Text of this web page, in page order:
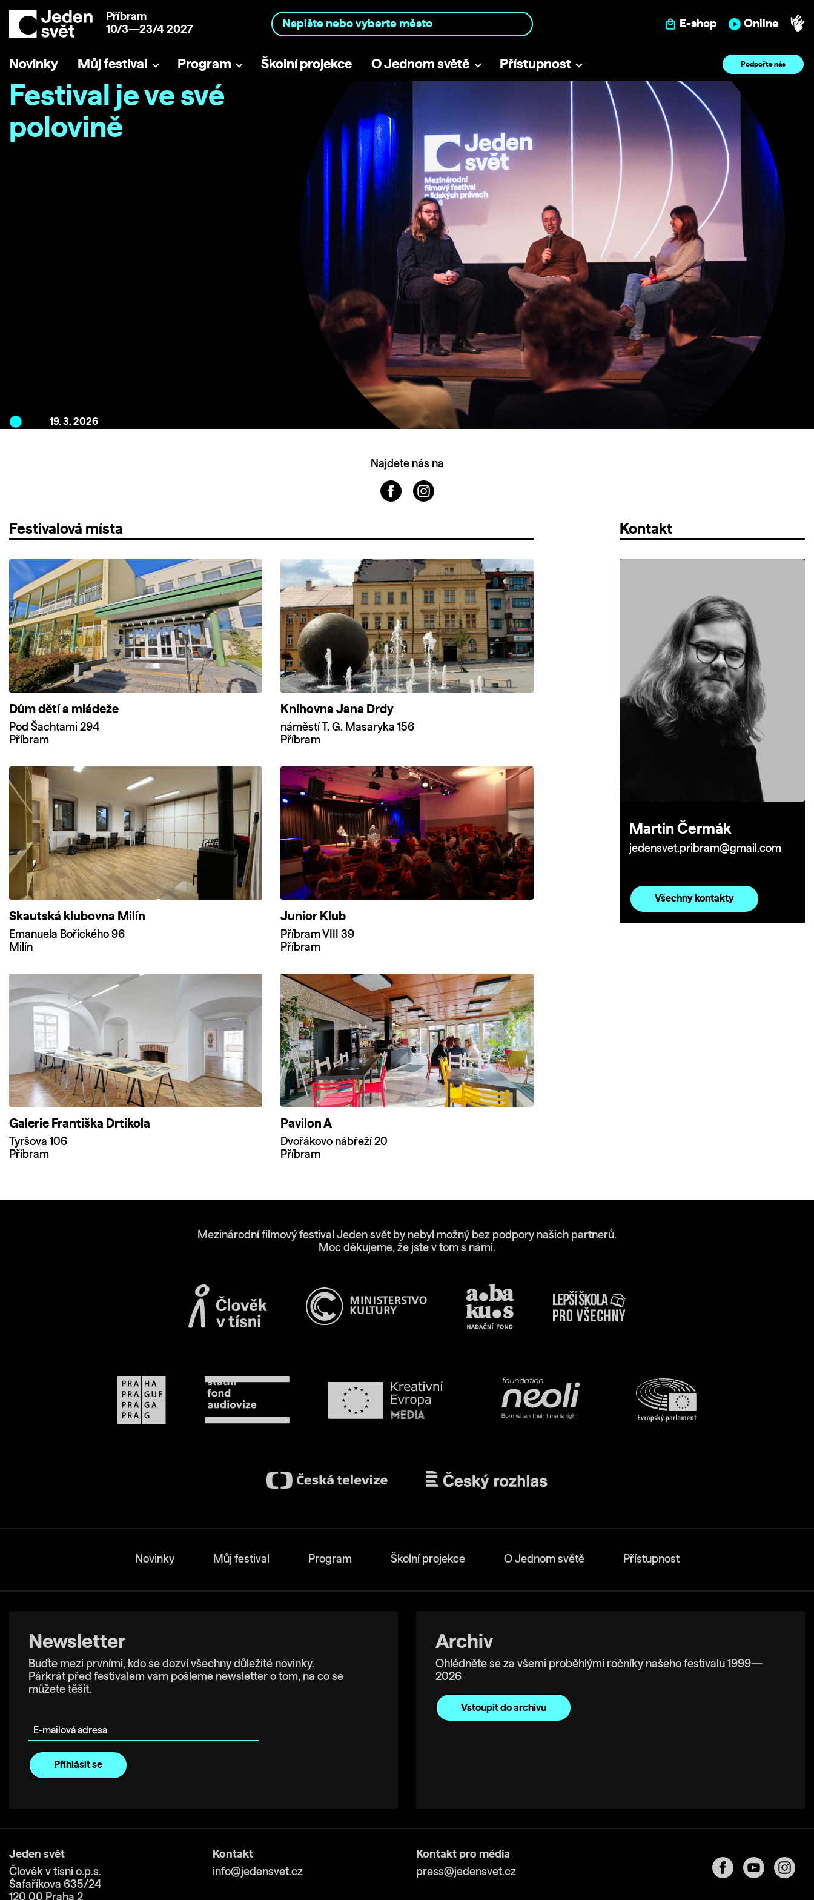
Příbram
10/3—23/4 2027
E-shop Online
Novinky Můj festival Program Školní projekce O Jednom světě Přístupnost Podpořte nás
Festival je ve své
polovině
19. 3. 2026
Najdete nás na
Festivalová místa
Dům dětí a mládeže
Pod Šachtami 294
Příbram
Knihovna Jana Drdy
náměstí T. G. Masaryka 156
Příbram
Skautská klubovna Milín
Emanuela Bořického 96
Milín
Junior Klub
Příbram VIII 39
Příbram
Galerie Františka Drtikola
Tyršova 106
Příbram
Pavilon A
Dvořákovo nábřeží 20
Příbram
Kontakt
Martin Čermák
jedensvet.pribram@gmail.com
Všechny kontakty
Mezinárodní filmový festival Jeden svět by nebyl možný bez podpory našich partnerů.
Moc děkujeme, že jste v tom s námi.
Novinky Můj festival Program Školní projekce O Jednom světě Přístupnost
Newsletter
Buďte mezi prvními, kdo se dozví všechny důležité novinky.
Párkrát před festivalem vám pošleme newsletter o tom, na co se
můžete těšit.
Archiv
Ohlédněte se za všemi proběhlými ročníky našeho festivalu 1999—
2026
Vstoupit do archivu
Jeden svět
Člověk v tísni o.p.s.
Šafaříkova 635/24
120 00 Praha 2
Kontakt
info@jedensvet.cz
Kontakt pro média
press@jedensvet.cz